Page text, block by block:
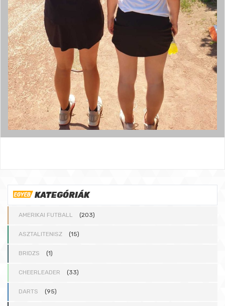
KATEGÓRIÁK
AMERIKAI FUTBALL (203)
ASZTALITENISZ (15)
BRIDZS (1)
CHEERLEADER (33)
DARTS (95)